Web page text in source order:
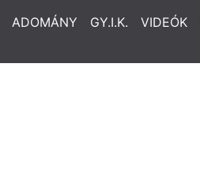
ADOMÁNY GY.I.K. VIDEÓK